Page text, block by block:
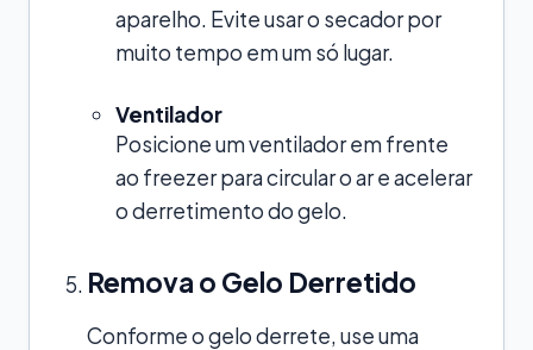
aparelho. Evite usar o secador por
muito tempo em um só lugar.
Ventilador
Posicione um ventilador em frente
ao freezer para circular o ar e acelerar
o derretimento do gelo.
Remova o Gelo Derretido
Conforme o gelo derrete, use uma